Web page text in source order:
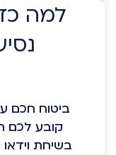
למה
קובע לכם
בשיחת